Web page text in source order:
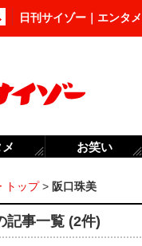
日刊サイゾー｜エンタ
トップ> 阪口珠美
記事一覧 (2件)
お笑い